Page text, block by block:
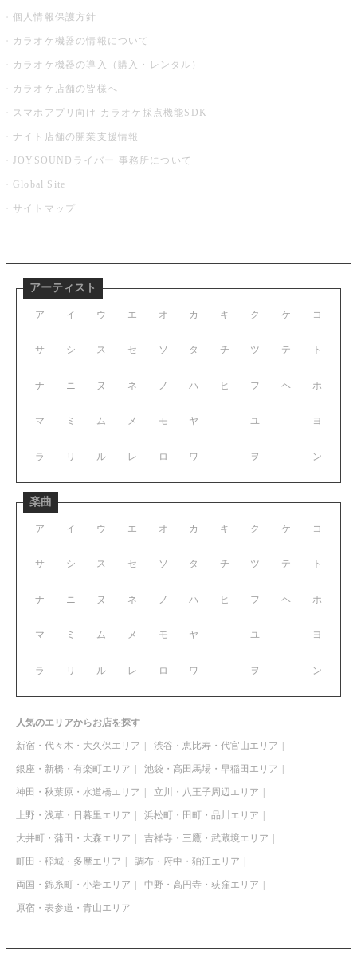
個人情報保護方針
カラオケ機器の情報について
カラオケ機器の導入（購入・レンタル）
カラオケ店舗の皆様へ
スマホアプリ向け カラオケ採点機能SDK
ナイト店舗の開業支援情報
JOYSOUNDライバー 事務所について
Global Site
サイトマップ
アーティスト
ア イ ウ エ オ
サ シ ス セ ソ
ナ ニ ヌ ネ ノ
マ ミ ム メ モ
ラ リ ル レ ロ
カ キ ク ケ コ
タ チ ツ テ ト
ハ ヒ フ ヘ ホ
ヤ ユ ヨ
ワ ヲ ン
楽曲
ア イ ウ エ オ
サ シ ス セ ソ
ナ ニ ヌ ネ ノ
マ ミ ム メ モ
ラ リ ル レ ロ
カ キ ク ケ コ
タ チ ツ テ ト
ハ ヒ フ ヘ ホ
ヤ ユ ヨ
ワ ヲ ン
人気のエリアからお店を探す
新宿・代々木・大久保エリア 渋谷・恵比寿・代官山エリア
銀座・新橋・有楽町エリア 池袋・高田馬場・早稲田エリア
神田・秋葉原・水道橋エリア 立川・八王子周辺エリア
上野・浅草・日暮里エリア 浜松町・田町・品川エリア
大井町・蒲田・大森エリア 吉祥寺・三鷹・武蔵境エリア
町田・稲城・多摩エリア 調布・府中・狛江エリア
両国・錦糸町・小岩エリア 中野・高円寺・荻窪エリア
原宿・表参道・青山エリア